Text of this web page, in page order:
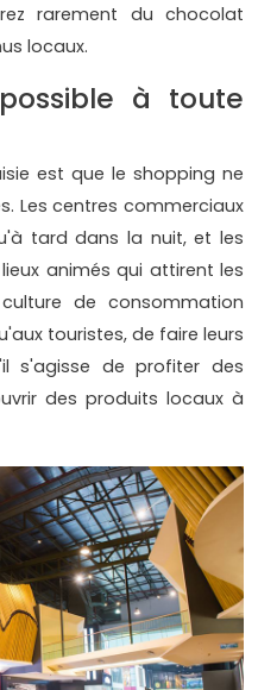
rarement du chocolat
locaux.
à toute
est que le shopping ne
Les centres commerciaux
tard dans la nuit, et les
animés qui attirent les
de consommation
touristes, de faire leurs
s'agisse de profiter des
des produits locaux à